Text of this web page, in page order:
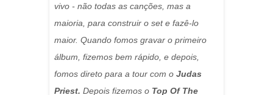
vivo - não todas as canções, mas a
maioria, para construir o set e fazê-lo
maior. Quando fomos gravar o primeiro
álbum, fizemos bem rápido, e depois,
fomos direto para a tour com o Judas
Priest. Depois fizemos o Top Of The